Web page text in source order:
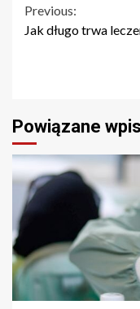
Continue
Reading
Previous:
Jak długo trwa
Powiązane